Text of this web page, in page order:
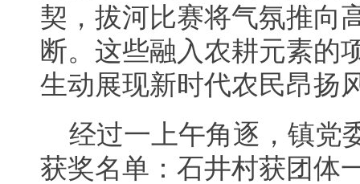
契，拔河比赛将气氛推向
断。这些融入农耕元素的
生动展现新时代农民昂扬
经过一上午角逐，镇党
获奖名单：石井村获团体